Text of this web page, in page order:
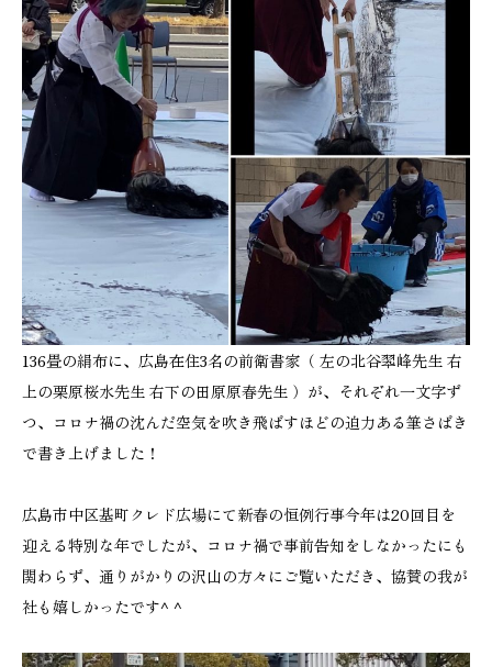
136畳の絹布に、広島在住3名の前衛書家（ 左の北谷翆峰先生 右
上の栗原桜水先生 右下の田原原春先生 ）が、それぞれ一文字ず
つ、コロナ禍の沈んだ空気を吹き飛ばすほどの迫力ある筆さばき
で書き上げました！
広島市中区基町クレド広場にて新春の恒例行事今年は20回目を
迎える特別な年でしたが、コロナ禍で事前告知をしなかったにも
関わらず、通りがかりの沢山の方々にご覧いただき、協賛の我が
社も嬉しかったです^ ^